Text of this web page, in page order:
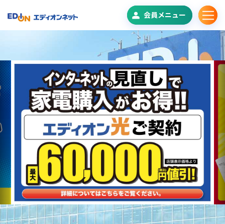
会員メニュー